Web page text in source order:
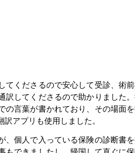
くださるので安心して受診、術
訳してくださるので助かりました
言葉が書かれており、その場面
アプリも使用しました。
、個人で入っている保険の診断書